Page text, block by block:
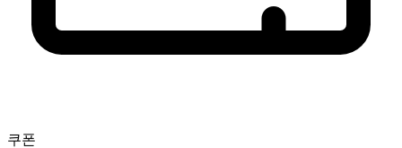
쿠폰